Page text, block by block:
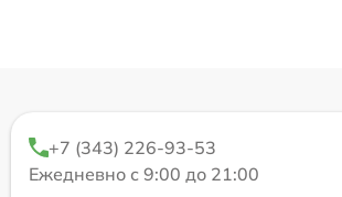
+7 (343) 226-93-53
Ежедневно с 9:00 до 21:00